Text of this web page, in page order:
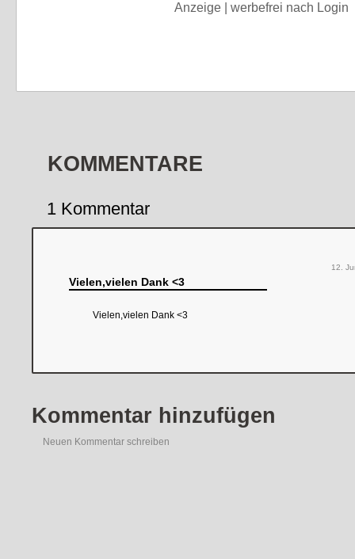
Anzeige | werbefrei nach Login
KOMMENTARE
1 Kommentar
Vielen,vielen Dank <3
12.
Vielen,vielen Dank <3
Kommentar hinzufügen
Neuen Kommentar schreiben